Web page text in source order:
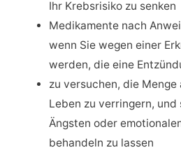
Ihr Krebsrisiko zu senken
Medikamente nach
wenn Sie wegen einer
werden, die eine
zu versuchen, die Menge
Leben zu verringern,
Ängsten oder
behandeln zu lassen